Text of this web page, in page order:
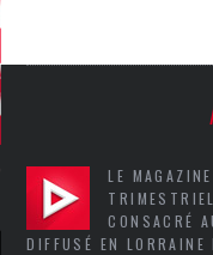
LE
CONSACRÉ
DIFFUSÉ EN LORRAINE